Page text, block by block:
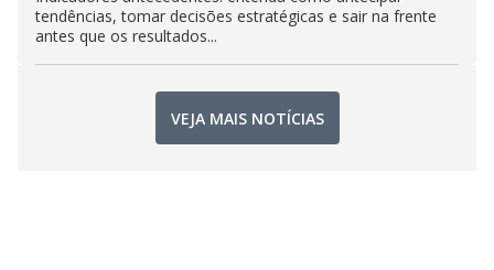
tendências, tomar decisões estratégicas e sair na frente
antes que os resultados...
VEJA MAIS NOTÍCIAS